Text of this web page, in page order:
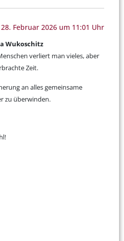
28. Februar 2026 um 11:01 Uhr
Wukoschitz
verliert man vieles, aber
Zeit.
an alles gemeinsame
zu überwinden.